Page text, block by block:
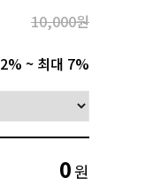
10,000원
2% ~ 최대 7%
0원